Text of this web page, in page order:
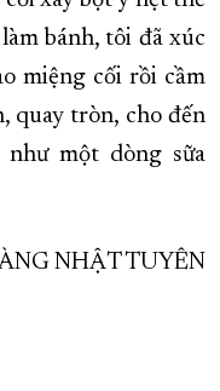
bánh, tôi đã xúc
miệng cối rồi cầm
quay tròn, cho đến
một dòng sữa
NHẬT TUYÊN